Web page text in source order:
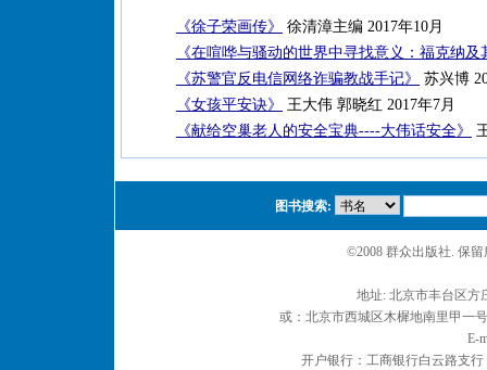
《徐子荣画传》
徐清漳主编 2017年10月
《在喧哗与骚动的世界中寻找意义：福克纳及
《苏警官反电信网络诈骗教战手记》
苏兴博
《女孩平安诀》
王大伟 郭晓红 2017年7月
《献给空巢老人的安全宝典----大伟话安全》
图书搜索:
©2008 群众出版社. 保
地址: 北京市丰台区
或：北京市西城区木樨地南里甲一
E-
开户银行：工商银行白云路支